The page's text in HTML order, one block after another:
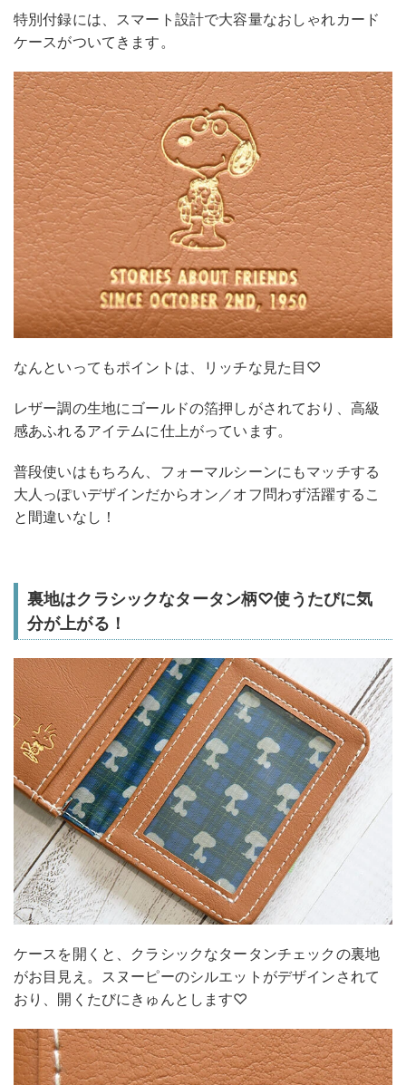
特別付録には、スマート設計で大容量なおしゃれカード
ケースがついてきます。
なんといってもポイントは、リッチな見た目♡
レザー調の生地にゴールドの箔押しがされており、高級
感あふれるアイテムに仕上がっています。
普段使いはもちろん、フォーマルシーンにもマッチする
大人っぽいデザインだからオン／オフ問わず活躍するこ
と間違いなし！
裏地はクラシックなタータン柄♡使うたびに気
分が上がる！
ケースを開くと、クラシックなタータンチェックの裏地
がお目見え。スヌーピーのシルエットがデザインされて
おり、開くたびにきゅんとします♡